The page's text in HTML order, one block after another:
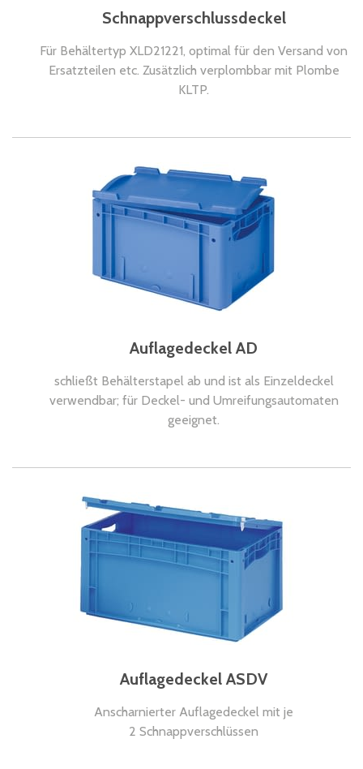
Schnappverschlussdeckel
Für Behältertyp XLD21221, optimal für den Versand von
Ersatzteilen etc. Zusätzlich verplombbar mit Plombe
KLTP.
Auflagedeckel AD
schließt Behälterstapel ab und ist als Einzeldeckel
verwendbar; für Deckel- und Umreifungsautomaten
geeignet.
Auflagedeckel ASDV
Anscharnierter Auflagedeckel mit je
2 Schnappverschlüssen